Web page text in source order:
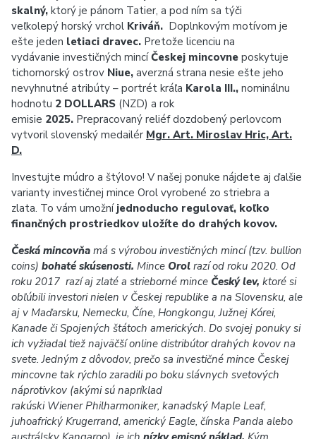
skalný, ktorý je pánom Tatier, a pod ním sa týči
veľkolepý horský vrchol Kriváň. Doplnkovým motívom je
ešte jeden letiaci dravec. Pretože licenciu na
vydávanie investičných mincíČeskej mincovne poskytuje
tichomorský ostrov Niue, averzná strana nesie ešte jeho
nevyhnutné atribúty – portrét kráľa Karola III., nominálnu
hodnotu 2 DOLLARS (NZD) a rok
emisie 2025. Prepracovaný reliéf dozdobený perlovcom
vytvoril slovenský medailér Mgr. Art. Miroslav Hric, Art.
D.
Investujte múdro a štýlovo! V našej ponuke nájdete aj ďalšie
varianty investičnej mince Orol vyrobené zo striebra a
zlata. To vám umožní jednoducho regulovať, koľko
finančných prostriedkov uložíte do drahých kovov.
Česká mincovňa má s výrobou investičných mincí (tzv. bullion
coins) bohaté skúsenosti. Mince Orol razí od roku 2020. Od
roku 2017 razí aj zlaté a strieborné mince Český lev, ktoré si
obľúbili investori nielen v Českej republike a na Slovensku, ale
aj v Maďarsku, Nemecku, Číne, Hongkongu, Južnej Kórei,
Kanade či Spojených štátoch amerických. Do svojej ponuky si
ich vyžiadal tiež najväčší online distribútor drahých kovov na
svete. Jedným z dôvodov, prečo sa investičné mince Českej
mincovne tak rýchlo zaradili po boku slávnych svetových
náprotivkov (akými sú napríklad
rakúski Wiener Philharmoniker, kanadský Maple Leaf,
juhoafrický Krugerrand, americký Eagle, čínska Panda alebo